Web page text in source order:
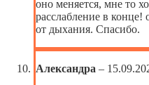
оно меняется, мне то
расслабление в
от дыхания. Спасибо.
Александра –